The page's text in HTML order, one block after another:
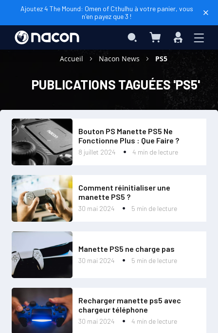
Ajoutez 4 The Mound: Omen of Cthulhu à votre panier, vous
n'en payez que 3 !
RechercherMon panierConnexion
Accueil Nacon News PS5
PUBLICATIONS TAGUÉES 'PS5'
8 juillet 2024 4 min de lecture
Bouton PS Manette PS5 Ne
Fonctionne Plus : Que Faire ?
30 mai 2024 5 min de lecture
Comment réinitialiser une
manette PS5 ?
30 mai 2024 5 min de lecture
Manette PS5 ne charge pas
30 mai 2024 4 min de lecture
Recharger manette ps5 avec
chargeur téléphone